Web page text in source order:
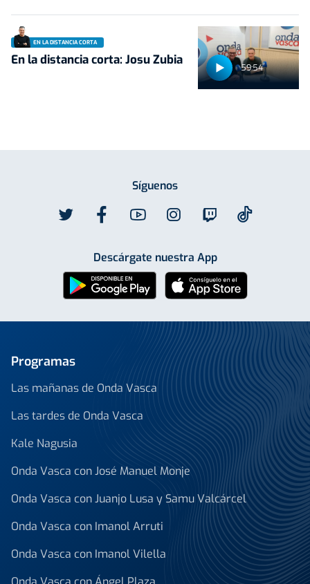
59:54
EN LA DISTANCIA CORTA
En la distancia corta: Josu Zubia
Síguenos
Descárgate nuestra App
Programas
Las mañanas de Onda Vasca
Las tardes de Onda Vasca
Kale Nagusia
Onda Vasca con José Manuel Monje
Onda Vasca con Juanjo Lusa y Samu Valcárcel
Onda Vasca con Imanol Arruti
Onda Vasca con Imanol Vilella